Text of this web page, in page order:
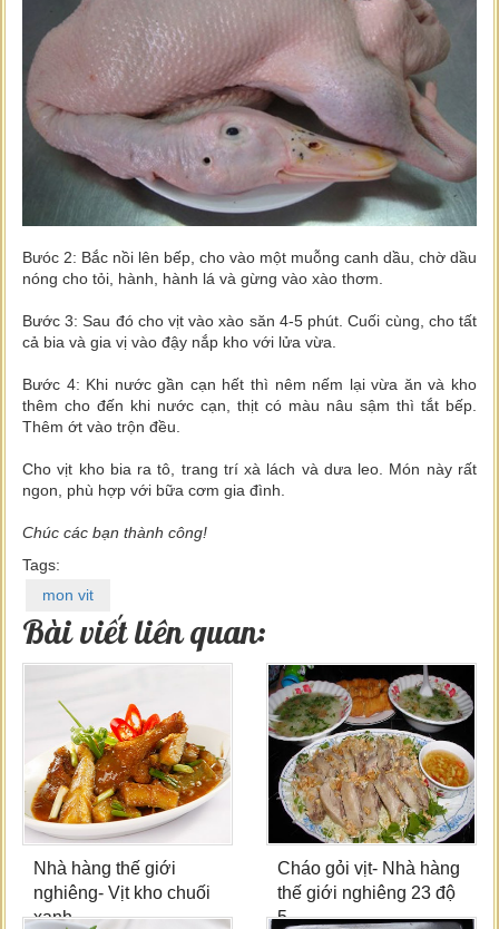
Bưóc 2: Bắc nồi lên bếp, cho vào một muỗng canh dầu, chờ dầu
nóng cho tỏi, hành, hành lá và gừng vào xào thơm.
Bước 3: Sau đó cho vịt vào xào săn 4-5 phút. Cuối cùng, cho tất
cả bia và gia vị vào đậy nắp kho với lửa vừa.
Bước 4: Khi nước gần cạn hết thì nêm nếm lại vừa ăn và kho
thêm cho đến khi nước cạn, thịt có màu nâu sậm thì tắt bếp.
Thêm ớt vào trộn đều.
Cho vịt kho bia ra tô, trang trí xà lách và dưa leo. Món này rất
ngon, phù hợp với bữa cơm gia đình.
Chúc các bạn thành công!
Tags:
mon vit
Bài viết liên quan:
Nhà hàng thế giới
nghiêng- Vịt kho chuối
xanh
Cháo gỏi vịt- Nhà hàng
thế giới nghiêng 23 độ
5